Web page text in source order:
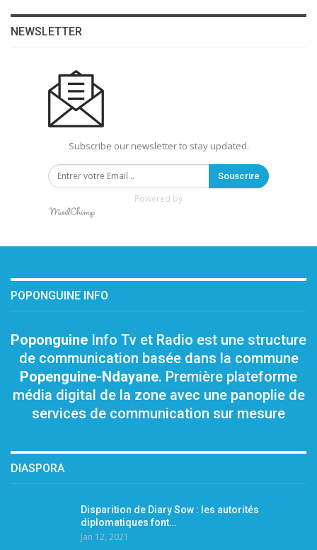
NEWSLETTER
Subscribe our newsletter to stay updated.
Souscrire
Powered by
POPONGUINE INFO
Poponguine Info Tv et Radio est une structure
de communication basée dans la commune
Popenguine-Ndayane. Première plateforme
média digital de la zone avec une panoplie de
services de communication sur mesure
DIASPORA
Disparition de Diary Sow : les autorités
diplomatiques font…
Jan 12, 2021